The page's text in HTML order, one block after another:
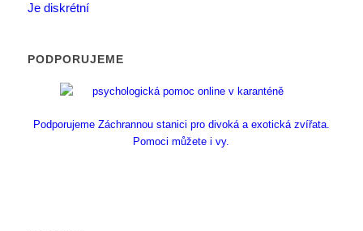
Je diskrétní
PODPORUJEME
Podporujeme Záchrannou stanici pro divoká a exotická zvířata.
Pomoci můžete i vy.